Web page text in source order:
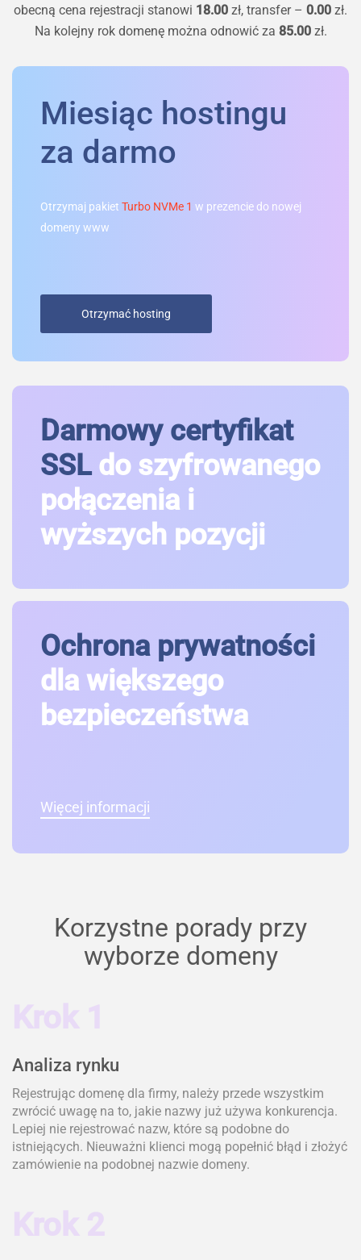
obecną cena rejestracji stanowi 18.00 zł, transfer – 0.00 zł.
Na kolejny rok domenę można odnowić za 85.00zł.
Miesiąc hostingu
za darmo
Otrzymaj pakiet Turbo NVMe 1 w prezencie do nowej
domeny www
Otrzymać hosting
Darmowy certyfikat
SSLdo szyfrowanego
połączenia i
wyższych pozycji
Ochrona prywatności
dla większego
bezpieczeństwa
Więcej informacji
Korzystne porady przy
wyborze domeny
Krok 1
Analiza rynku
Rejestrując domenę dla firmy, należy przede wszystkim
zwrócić uwagę na to, jakie nazwy już używa konkurencja.
Lepiej nie rejestrować nazw, które są podobne do
istniejących. Nieuważni klienci mogą popełnić błąd i złożyć
zamówienie na podobnej nazwie domeny.
Krok 2